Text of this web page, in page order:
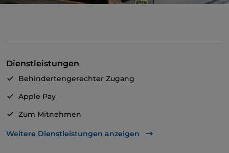
Dienstleistungen
Behindertengerechter Zugang
Apple Pay
Zum Mitnehmen
Geldautomat
Weitere Dienstleistungen anzeigen